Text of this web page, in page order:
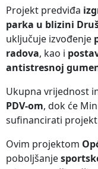
Projekt predviđa
parka u blizini
uključuje izvođenje
radova, kao i
antistresnoj
Ukupna vrijednost
PDV-om, dok će
sufinancirati
Ovim projektom
poboljšanje